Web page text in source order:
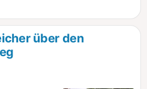
für seine Käse bekannte
bewundern, den
Und in Einsiedeln
treffen. Außerdem genießen
von Zug und Luzern.
über den